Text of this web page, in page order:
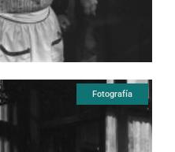
Fotografía